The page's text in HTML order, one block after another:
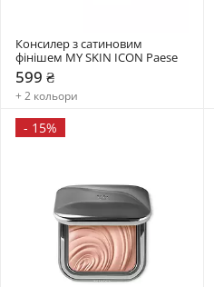
Консилер з сатиновим
фінішем MY SKIN ICON Paese
599 ₴
+ 2 кольори
- 15%